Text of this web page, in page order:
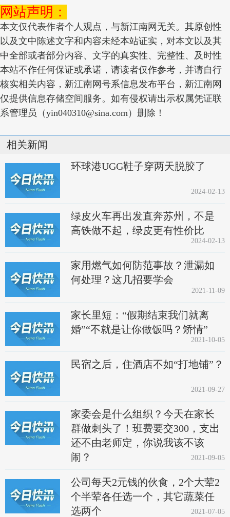
网站声明：
本文仅代表作者个人观点，与新江南网无关。其原创性
以及文中陈述文字和内容未经本站证实，对本文以及其
中全部或者部分内容、文字的真实性、完整性、及时性
本站不作任何保证或承诺，请读者仅作参考，并请自行
核实相关内容，新江南网号系信息发布平台，新江南网
仅提供信息存储空间服务。如有侵权请出示权属凭证联
系管理员（yin040310@sina.com）删除！
相关新闻
环球港UGG鞋子穿两天脱胶了
2024-02-13
绿皮火车再出发直奔苏州，不是
高铁做不起，绿皮更有性价比
2024-02-13
家用燃气如何防范事故？泄漏如
何处理？这几招要学会
2021-11-09
家长里短：“假期结束我们就离
婚”“不就是让你做饭吗？矫情”
2021-10-05
民宿之后，住酒店不如“打地铺”？
2021-09-27
家委会是什么组织？今天在家长
群做刺头了！班费要交300，支出
还不由老师定，你说我该不该
闹？
2021-09-05
公司每天2元钱的伙食，2个大荤2
个半荤各任选一个，其它蔬菜任
选两个
2021-07-05